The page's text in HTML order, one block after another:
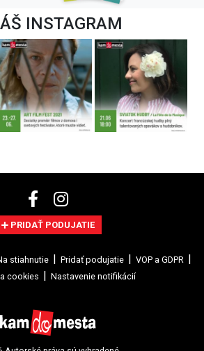
INSTAGRAM
PRIDAŤ PODUJATIE
stiahnutie Pridať podujatie
VOP a GDPR
cookies
Nastavenie notifikácií